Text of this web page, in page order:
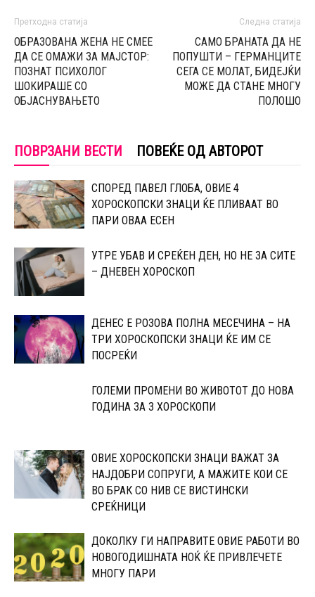
Претходна статија
ОБРАЗОВАНА ЖЕНА НЕ СМЕЕ
ДА СЕ ОМАЖИ ЗА МАЈСТОР:
ПОЗНАТ ПСИХОЛОГ
ШOKИPAШЕ СО
ОБЈАСНУВАЊЕТО
Следна статија
САМО БРАНАТА ДА НЕ
ПОПУШТИ – ГЕРМАНЦИТЕ
СЕГА СЕ МОЛАТ, БИДЕЈЌИ
МОЖЕ ДА СТАНЕ МНОГУ
ПОЛОШО
ПОВРЗАНИ ВЕСТИ ПОВЕЌЕ ОД АВТОРОТ
СПОРЕД ПАВЕЛ ГЛОБА, ОВИЕ 4
ХОРОСКОПСКИ ЗНАЦИ ЌЕ ПЛИВААТ ВО
ПАРИ ОВАА ЕСЕН
УТРЕ УБАВ И СРЕЌЕН ДЕН, НО НЕ ЗА СИТЕ
– ДНЕВЕН ХОРОСКОП
ДЕНЕС Е РОЗОВА ПОЛНА МЕСЕЧИНА – НА
ТРИ ХОРОСКОПСКИ ЗНАЦИ ЌЕ ИМ СЕ
ПОСРЕЌИ
ГОЛЕМИ ПРОМЕНИ ВО ЖИВОТОТ ДО НОВА
ГОДИНА ЗА 3 ХОРОСКОПИ
ОВИЕ ХОРОСКОПСКИ ЗНАЦИ ВАЖАТ ЗА
НАЈДОБРИ СОПРУГИ, А МАЖИТЕ КОИ СЕ
ВО БРАК СО НИВ СЕ ВИСТИНСКИ
СРЕЌНИЦИ
ДОКОЛКУ ГИ НАПРАВИТЕ ОВИЕ РАБОТИ ВО
НОВОГОДИШНАТА НОЌ ЌЕ ПРИВЛЕЧЕТЕ
МНОГУ ПАРИ